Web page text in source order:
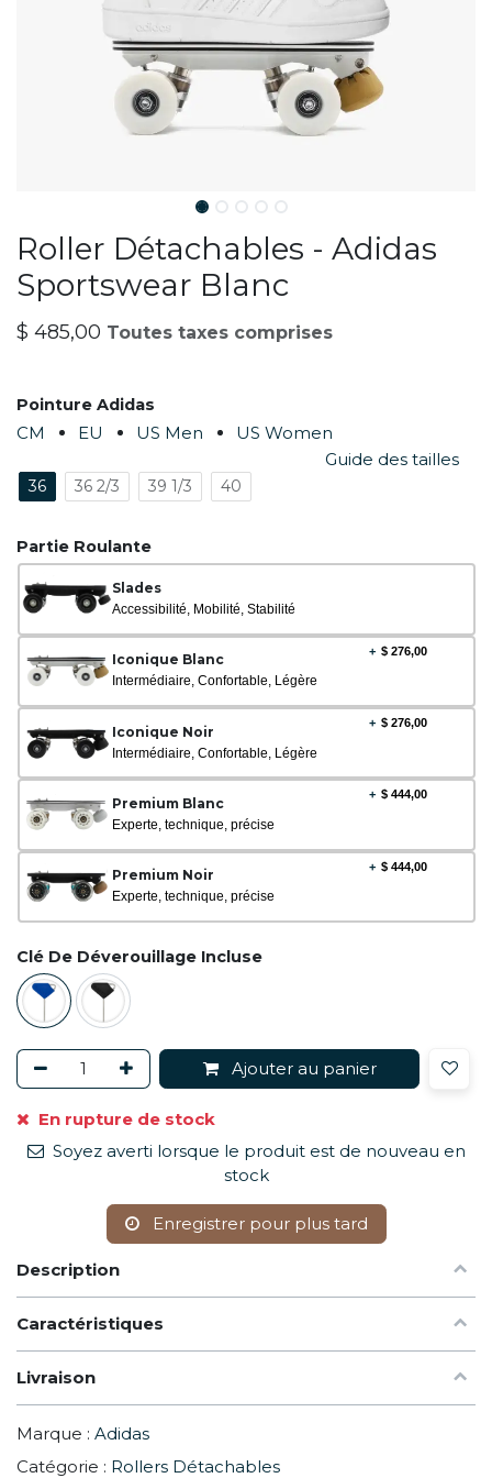
Roller Détachables - Adidas
Sportswear Blanc
$ 485,00 Toutes taxes comprises
Pointure Adidas
CM EU US Men
US Women
Guide des tailles
36 36 2/3 39 1/3 40
Partie Roulante
Slades
Accessibilité, Mobilité, Stabilité
Iconique Blanc
Intermédiaire, Confortable, Légère
+ $ 276,00
Iconique Noir
Intermédiaire, Confortable, Légère
+ $ 276,00
Premium Blanc
Experte, technique, précise
+ $ 444,00
Premium Noir
Experte, technique, précise
+ $ 444,00
Clé De Déverouillage Incluse
Ajouter au panier
En rupture de stock
Soyez averti lorsque le produit est de nouveau en
stock
Enregistrer pour plus tard
Description
Caractéristiques
Livraison
Marque : Adidas
Catégorie : Rollers Détachables